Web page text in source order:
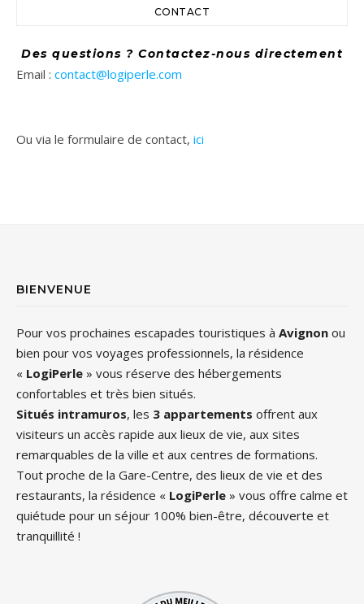
CONTACT
Des questions ? Contactez-nous directement
Email : contact@logiperle.com
Ou via le formulaire de contact, ici
BIENVENUE
Pour vos prochaines escapades touristiques à Avignon ou
bien pour vos voyages professionnels, la résidence
« LogiPerle » vous réserve des hébergements
confortables et très bien situés.
Situés intramuros, les 3 appartements offrent aux
visiteurs un accès rapide aux lieux de vie, aux sites
remarquables de la ville et aux centres de formations.
Tout proche de la Gare-Centre, des lieux de vie et des
restaurants, la résidence « LogiPerle » vous offre calme et
quiétude pour un séjour 100% bien-être, découverte et
tranquillité !